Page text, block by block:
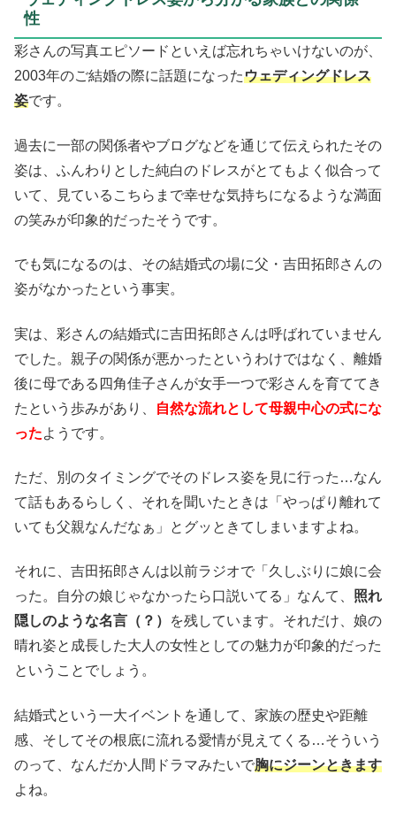
性
彩さんの写真エピソードといえば忘れちゃいけないのが、
2003年のご結婚の際に話題になったウェディングドレス
姿です。
過去に一部の関係者やブログなどを通じて伝えられたその
姿は、ふんわりとした純白のドレスがとてもよく似合って
いて、見ているこちらまで幸せな気持ちになるような満面
の笑みが印象的だったそうです。
でも気になるのは、その結婚式の場に父・吉田拓郎さんの
姿がなかったという事実。
実は、彩さんの結婚式に吉田拓郎さんは呼ばれていません
でした。親子の関係が悪かったというわけではなく、離婚
後に母である四角佳子さんが女手一つで彩さんを育ててき
たという歩みがあり、
自然な流れとして母親中心の式にな
ったようです。
ただ、別のタイミングでそのドレス姿を見に行った…なん
て話もあるらしく、それを聞いたときは「やっぱり離れて
いても父親なんだなぁ」とグッときてしまいますよね。
それに、吉田拓郎さんは以前ラジオで「久しぶりに娘に会
った。自分の娘じゃなかったら口説いてる」なんて、 照れ
隠しのような名言（？）
を残しています。それだけ、娘の
晴れ姿と成長した大人の女性としての魅力が印象的だった
ということでしょう。
結婚式という一大イベントを通して、家族の歴史や距離
感、そしてその根底に流れる愛情が見えてくる…そういう
のって、なんだか人間ドラマみたいで胸にジーンときます
よね。